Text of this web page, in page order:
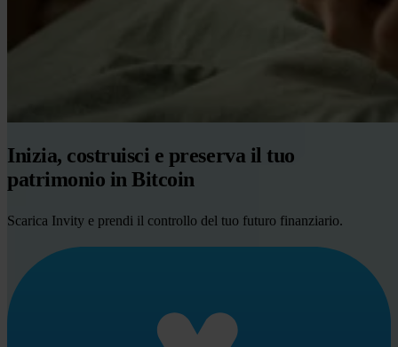
Inizia, costruisci e preserva il tuo
patrimonio in Bitcoin
Scarica Invity e prendi il controllo del tuo futuro finanziario.